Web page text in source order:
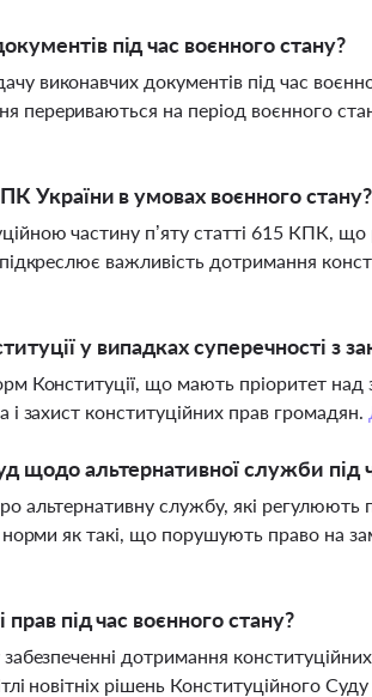
під час воєнного стану?
виконавчих документів під час
на період воєнного
України в умовах воєнного стану?
частину п’яту статті 615 КПК,
важливість дотримання
у випадках суперечності з
Конституції, що мають пріоритет над
і захист конституційних прав громадян.
щодо альтернативної служби під
альтернативну службу, які
як такі, що порушують право на
під час воєнного стану?
дотримання
новітніх рішень Конституційного Суду